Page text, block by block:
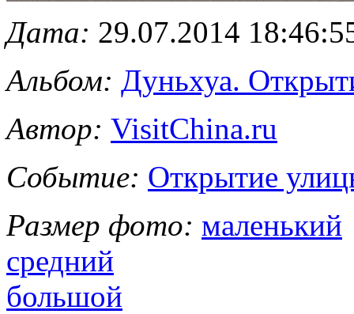
Дата: 29.07.2014
Альбом: Дуньхуа.
Автор: VisitChina.ru
Событие: Открытие
Размер фото: маленький
средний
большой